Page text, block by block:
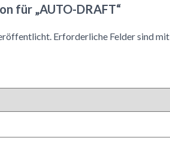
für „AUTO-DRAFT“
Erforderliche Felder sind mit